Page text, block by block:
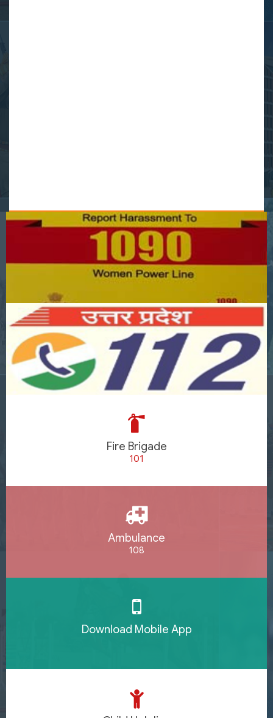
Fire Brigade
101
Ambulance
108
Download Mobile App